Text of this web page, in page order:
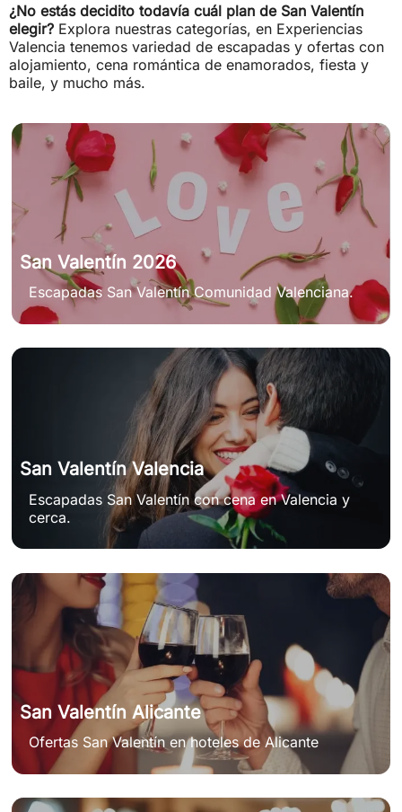
¿No estás decidito todavía cuál plan de San Valentín
elegir?Explora nuestras categorías, en Experiencias
Valencia tenemos variedad de escapadas y ofertas con
alojamiento, cena romántica de enamorados, fiesta y
baile, y mucho más.
San Valentín 2026
Escapadas San Valentín Comunidad Valenciana.
San Valentín Valencia
Escapadas San Valentín con cena en Valencia y
cerca.
San Valentín Alicante
Ofertas San Valentín en hoteles de Alicante